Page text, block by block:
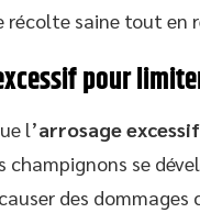
saine tout en
pour
l’arrosage excessif
champignons se
des